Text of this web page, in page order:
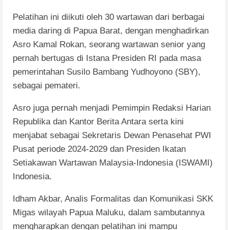
Pelatihan ini diikuti oleh 30 wartawan dari berbagai
media daring di Papua Barat, dengan menghadirkan
Asro Kamal Rokan, seorang wartawan senior yang
pernah bertugas di Istana Presiden RI pada masa
pemerintahan Susilo Bambang Yudhoyono (SBY),
sebagai pemateri.
Asro juga pernah menjadi Pemimpin Redaksi Harian
Republika dan Kantor Berita Antara serta kini
menjabat sebagai Sekretaris Dewan Penasehat PWI
Pusat periode 2024-2029 dan Presiden Ikatan
Setiakawan Wartawan Malaysia-Indonesia (ISWAMI)
Indonesia.
Idham Akbar, Analis Formalitas dan Komunikasi SKK
Migas wilayah Papua Maluku, dalam sambutannya
mengharapkan dengan pelatihan ini mampu